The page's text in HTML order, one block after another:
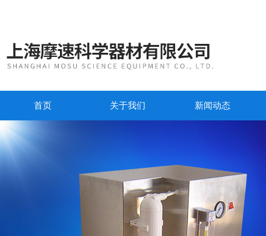
首页 关于我们 新闻动态